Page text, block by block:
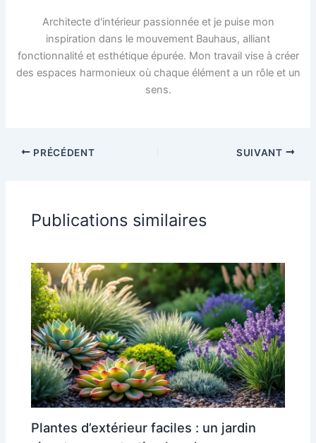
Architecte d'intérieur passionnée et je puise mon
inspiration dans le mouvement Bauhaus, alliant
fonctionnalité et esthétique épurée. Mon travail vise à créer
des espaces harmonieux où chaque élément a un rôle et un
sens.
PRÉCÉDENT SUIVANT
Publications similaires
Plantes d’extérieur faciles : un jardin